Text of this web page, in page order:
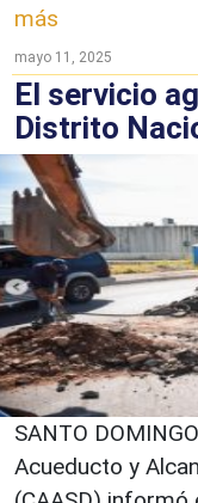
más
mayo 11, 2025
El servicio
Distrito
SANTO
Acueducto y